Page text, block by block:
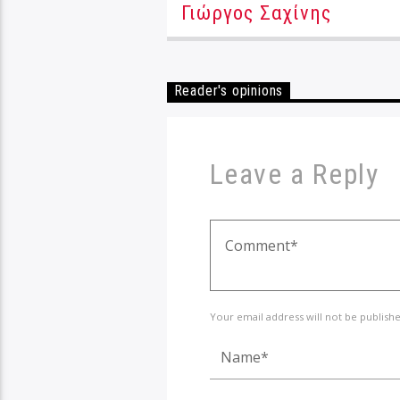
Γιώργος Σαχίνης
Reader's opinions
Leave a Reply
Your email address will not be